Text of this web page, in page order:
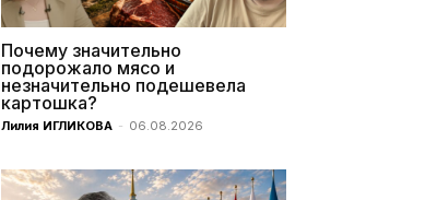
Почему значительно
подорожало мясо и
незначительно подешевела
картошка?
Лилия ИГЛИКОВА - 06.08.2026